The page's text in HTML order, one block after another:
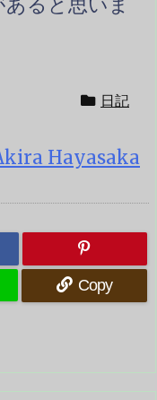
日記
Hayasaka
Copy